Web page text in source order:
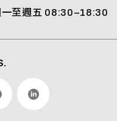
一至週五 08:30–18:30